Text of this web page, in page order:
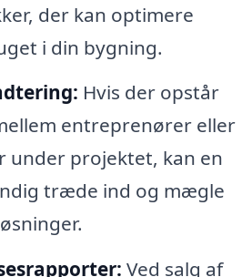
der kan optimere
i din bygning.
Hvis der opstår
entreprenører eller
under projektet, kan en
træde ind og mægle
Ved salg af